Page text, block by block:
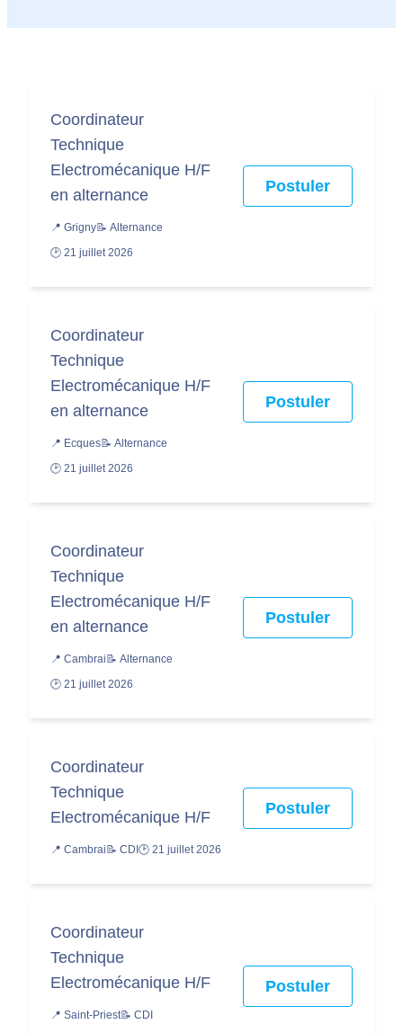
Coordinateur
Technique
Electromécanique H/F
en alternance
📍 Grigny📝 Alternance
🕑 21 juillet 2026
Postuler
Coordinateur
Technique
Electromécanique H/F
en alternance
📍 Ecques📝 Alternance
🕑 21 juillet 2026
Postuler
Coordinateur
Technique
Electromécanique H/F
en alternance
📍 Cambrai 📝 Alternance
🕑 21 juillet 2026
Postuler
Coordinateur
Technique
Electromécanique H/F
📍 Cambrai 📝 CDI 🕑 21 juillet 2026
Postuler
Coordinateur
Technique
Electromécanique H/F
📍 Saint-Priest📝 CDI
Postuler